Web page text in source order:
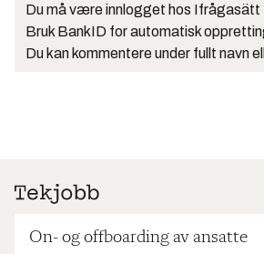
Du må være innlogget hos Ifrågasätt
Bruk BankID for automatisk
Du kan kommentere under fullt navn
On- og offboarding av ansatte